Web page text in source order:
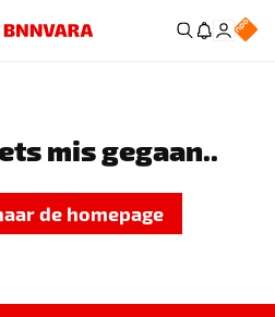
mis gegaan..
de homepage